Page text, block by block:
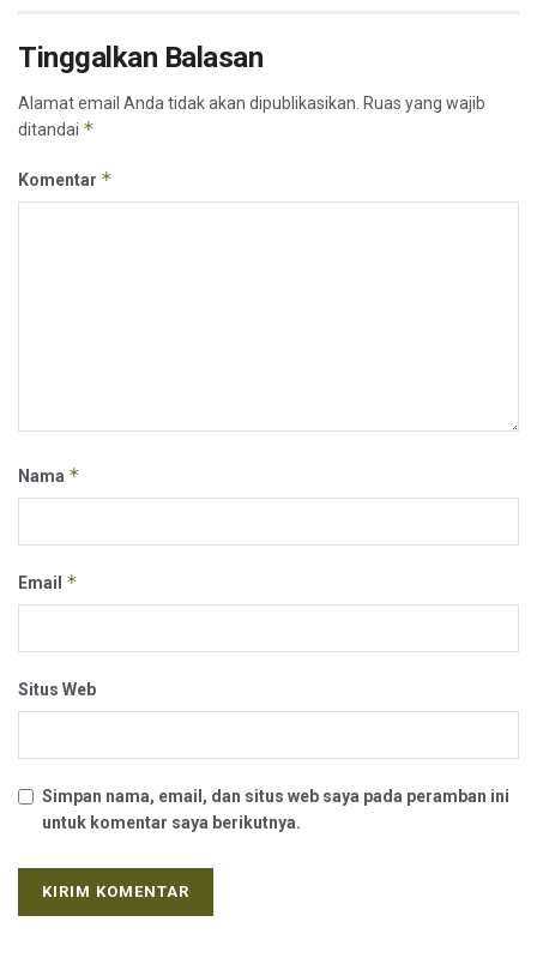
Tinggalkan Balasan
Alamat email Anda tidak akan dipublikasikan. Ruas yang wajib
ditandai *
Komentar *
Nama *
Email *
Situs Web
Simpan nama, email, dan situs web saya pada peramban ini
untuk komentar saya berikutnya.